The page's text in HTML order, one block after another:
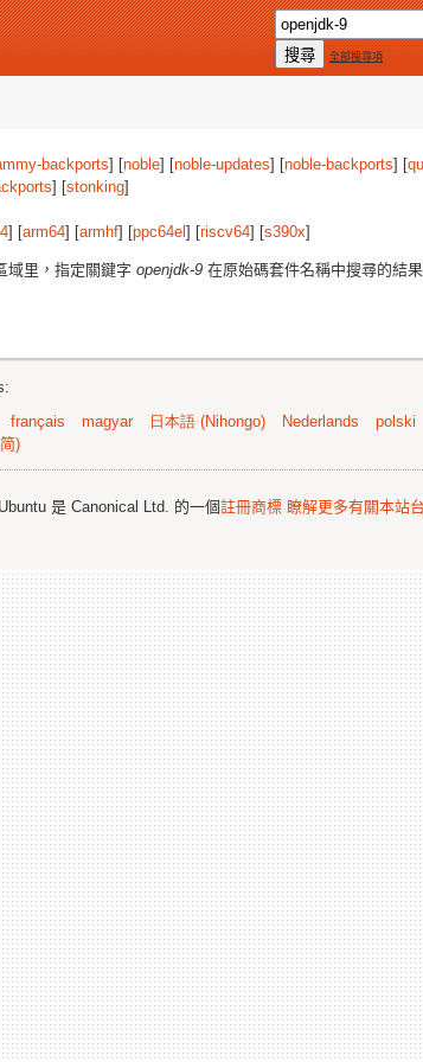
全部搜尋項
backports] [noble] [noble-updates] [noble-backports] [
] [stonking]
] [arm64] [armhf] [ppc64el ] [riscv64] [s390x]
域里，指定關鍵字 openjdk-9 在原始碼套件名稱中搜尋的結果
français magyar 日本語 (Nihongo) Nederlands polski
)
是 Canonical Ltd. 的一個註冊商標 瞭解更多有關本站